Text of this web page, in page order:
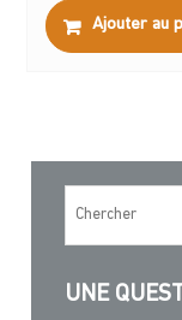
Ajouter au
UNE